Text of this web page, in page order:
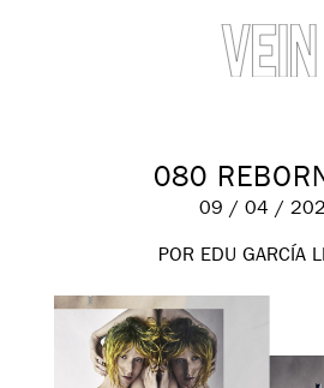
080
09 / 04 /
POR EDU GARCÍA